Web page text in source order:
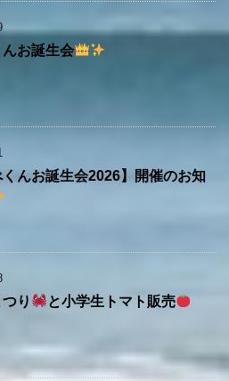
んお誕生会
くんお誕生会2026】開催のお知
り と小学生トマト販売